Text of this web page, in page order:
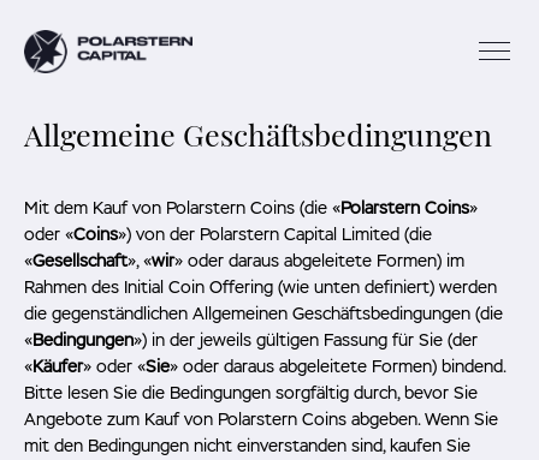
Allgemeine Geschäftsbedingungen
Mit dem Kauf von Polarstern Coins (die «Polarstern Coins»
oder «Coins») von der Polarstern Capital Limited (die
«Gesellschaft», «wir» oder daraus abgeleitete Formen) im
Rahmen des Initial Coin Offering (wie unten definiert) werden
die gegenständlichen Allgemeinen Geschäftsbedingungen (die
«Bedingungen») in der jeweils gültigen Fassung für Sie (der
«Käufer» oder «Sie» oder daraus abgeleitete Formen) bindend.
Bitte lesen Sie die Bedingungen sorgfältig durch, bevor Sie
Angebote zum Kauf von Polarstern Coins abgeben. Wenn Sie
mit den Bedingungen nicht einverstanden sind, kaufen Sie